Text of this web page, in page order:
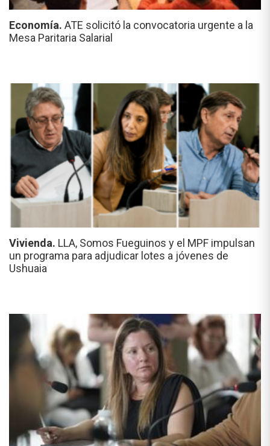
Economía. ATE solicitó la convocatoria urgente a la
Mesa Paritaria Salarial
Vivienda. LLA, Somos Fueguinos y el MPF impulsan
un programa para adjudicar lotes a jóvenes de
Ushuaia